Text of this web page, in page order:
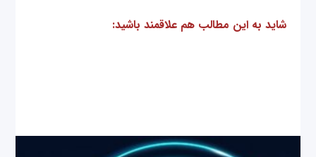
شاید به این مطالب هم علاقمند باشید: